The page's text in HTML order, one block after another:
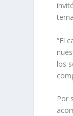
“El
los
Por